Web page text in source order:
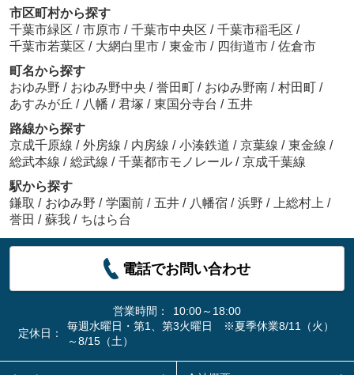
市区町村から探す
千葉市緑区 / 市原市 / 千葉市中央区 / 千葉市稲毛区 /
千葉市若葉区 / 大網白里市 / 東金市 / 四街道市 / 佐倉市
町名から探す
おゆみ野 / おゆみ野中央 / 誉田町 / おゆみ野南 / 村田町 /
あすみが丘 / 八幡 / 君塚 / 東国分寺台 / 五井
路線から探す
京成千原線 / 外房線 / 内房線 / 小湊鉄道 / 京葉線 / 東金線 /
総武本線 / 総武線 / 千葉都市モノレール / 京成千葉線
駅から探す
鎌取 / おゆみ野 / 学園前 / 五井 / 八幡宿 / 浜野 / 上総村上 /
誉田 / 蘇我 / ちはら台
電話でお問い合わせ
営業時間：
10:00～18:00
定休日：
毎週水曜日・第1、第3火曜日 ※夏季休業8/11（火）
～8/15（土）